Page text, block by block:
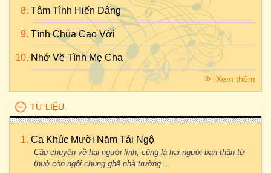
Tâm Tình Hiến Dâng
Tình Chúa Cao Vời
Nhớ Về Tình Mẹ Cha
Xem thêm
TƯ LIỆU
Ca Khúc Mười Năm Tái Ngộ
Câu chuyện về hai người lính, cũng là hai người bạn thân từ
thuở còn ngồi chung ghế nhà trường...